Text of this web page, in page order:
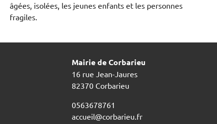
âgées, isolées, les jeunes enfants et les personnes
fragiles.
Mairie de Corbarieu
16 rue Jean-Jaures
82370 Corbarieu
0563678761
accueil@corbarieu.fr